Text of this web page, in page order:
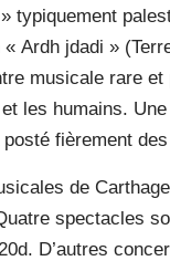
typiquement
Ardh jdadi »
musicale rare
les humains.
fièrement
de
spectacles
D’autres